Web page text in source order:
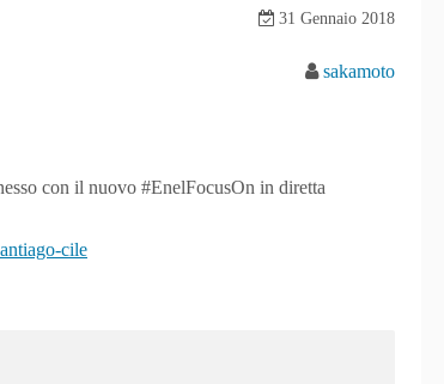
31 Gennaio 2018
sakamoto
con il nuovo #EnelFocusOn in diretta
cile